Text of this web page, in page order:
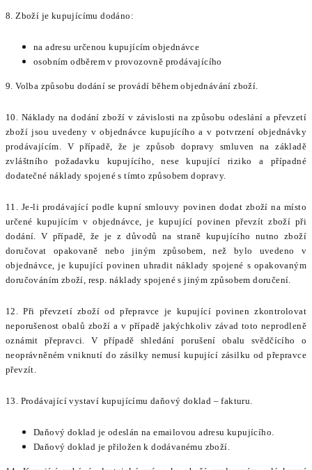
8. Zboží je kupujícímu dodáno:
na adresu určenou kupujícím objednávce
osobním odběrem v provozovně prodávajícího
9.Volba způsobu dodání se provádí během objednávání zboží.
10. Náklady na dodání zboží v závislosti na způsobu odeslání a převzetí
zboží jsou uvedeny v objednávce kupujícího a v potvrzení objednávky
prodávajícím. V případě, že je způsob dopravy smluven na základě
zvláštního požadavku kupujícího, nese kupující riziko a případné
dodatečné náklady spojené s tímto způsobem dopravy.
11. Je-li prodávající podle kupní smlouvy povinen dodat zboží na místo
určené kupujícím v objednávce, je kupující povinen převzít zboží při
dodání. V případě, že je z důvodů na straně kupujícího nutno zboží
doručovat opakovaně nebo jiným způsobem, než bylo uvedeno v
objednávce, je kupující povinen uhradit náklady spojené s opakovaným
doručováním zboží, resp. náklady spojené s jiným způsobem doručení.
12. Při převzetí zboží od přepravce je kupující povinen zkontrolovat
neporušenost obalů zboží a v případě jakýchkoliv závad toto neprodleně
oznámit přepravci. V případě shledání porušení obalu svědčícího o
neoprávněném vniknutí do zásilky nemusí kupující zásilku od přepravce
převzít.
13. Prodávající vystaví kupujícímu daňový doklad – fakturu.
Daňový doklad je odeslán na emailovou adresu kupujícího.
Daňový doklad je přiložen k dodávanému zboží.